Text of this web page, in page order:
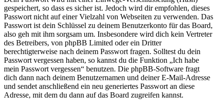
gespeichert, so dass es sicher ist. Jedoch wird dir empfohlen, dieses
Passwort nicht auf einer Vielzahl von Webseiten zu verwenden. Das
Passwort ist dein Schlüssel zu deinem Benutzerkonto für das Board,
also geh mit ihm sorgsam um. Insbesondere wird dich kein Vertreter
des Betreibers, von phpBB Limited oder ein Dritter
berechtigterweise nach deinem Passwort fragen. Solltest du dein
Passwort vergessen haben, so kannst du die Funktion „Ich habe
mein Passwort vergessen“ benutzen. Die phpBB-Software fragt
dich dann nach deinem Benutzernamen und deiner E-Mail-Adresse
und sendet anschließend ein neu generiertes Passwort an diese
Adresse, mit dem du dann auf das Board zugreifen kannst.